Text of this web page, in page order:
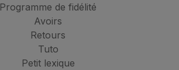
Programme de fidélité
Avoirs
Retours
Tuto
Petit lexique